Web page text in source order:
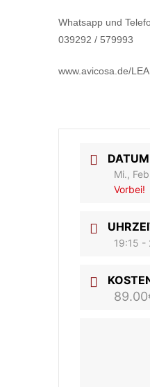
Whatsapp und
039292 / 579993
www.avicosa.de/
DATUM
Mi.,
Vorbei!
19:15 -